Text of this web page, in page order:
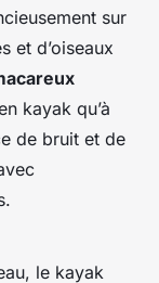
sur
et d’oiseaux
kayak qu’à
de bruit et de
le kayak